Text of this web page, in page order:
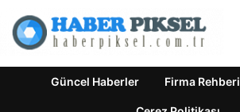
Güncel Haberler Firma Rehberi